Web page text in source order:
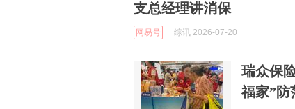
支总经理讲消保
网易号 综讯 2026-07-20
瑞众保
福家”防